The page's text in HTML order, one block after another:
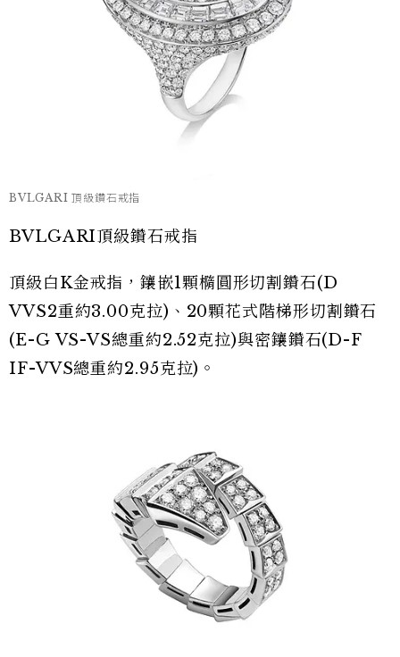
BVLGARI 頂級鑽石戒指
BVLGARI頂級鑽石戒指
頂級白K金戒指，鑲嵌1顆橢圓形切割鑽石(D
VVS2重約3.00克拉)、20顆花式階梯形切割鑽石
(E-G VS-VS總重約2.52克拉)與密鑲鑽石(D-F
IF-VVS總重約2.95克拉)。